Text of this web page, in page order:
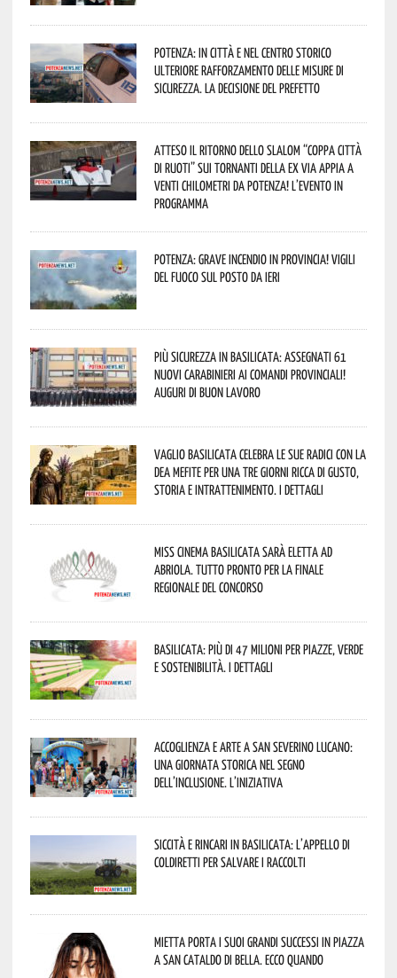
Potenza: in città e nel centro storico
ulteriore rafforzamento delle misure di
sicurezza. La decisione del Prefetto
Atteso il ritorno dello slalom “Coppa Città
di Ruoti” sui tornanti della ex via Appia a
venti chilometri da Potenza! L’evento in
programma
Potenza: grave incendio in Provincia! Vigili
del fuoco sul posto da ieri
Più sicurezza in Basilicata: assegnati 61
nuovi Carabinieri ai Comandi provinciali!
Auguri di buon lavoro
Vaglio Basilicata celebra le sue radici con la
Dea Mefite per una tre giorni ricca di gusto,
storia e intrattenimento. I dettagli
Miss Cinema Basilicata sarà eletta ad
Abriola. Tutto pronto per la finale
regionale del concorso
Basilicata: più di 47 milioni per piazze, verde
e sostenibilità. I dettagli
Accoglienza e arte a San Severino Lucano:
una giornata storica nel segno
dell’inclusione. L’iniziativa
Siccità e rincari in Basilicata: l’appello di
Coldiretti per salvare i raccolti
Mietta porta i suoi grandi successi in piazza
a San Cataldo di Bella. Ecco quando